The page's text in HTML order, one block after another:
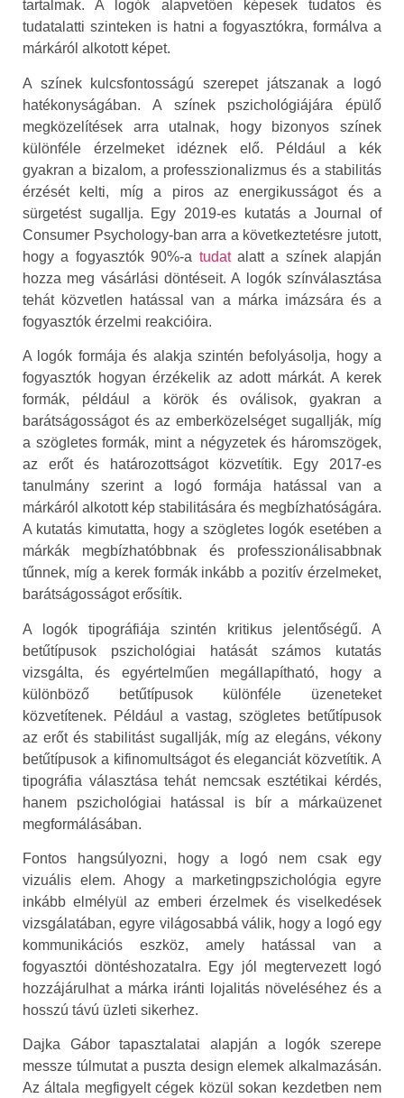
tartalmak. A logók alapvetően képesek tudatos és
tudatalatti szinteken is hatni a fogyasztókra, formálva a
márkáról alkotott képet.
A színek kulcsfontosságú szerepet játszanak a logó
hatékonyságában. A színek pszichológiájára épülő
megközelítések arra utalnak, hogy bizonyos színek
különféle érzelmeket idéznek elő. Például a kék
gyakran a bizalom, a professzionalizmus és a stabilitás
érzését kelti, míg a piros az energikusságot és a
sürgetést sugallja. Egy 2019-es kutatás a Journal of
Consumer Psychology-ban arra a következtetésre jutott,
hogy a fogyasztók 90%-a tudatalatt a színek alapján
hozza meg vásárlási döntéseit. A logók színválasztása
tehát közvetlen hatással van a márka imázsára és a
fogyasztók érzelmi reakcióira.
A logók formája és alakja szintén befolyásolja, hogy a
fogyasztók hogyan érzékelik az adott márkát. A kerek
formák, például a körök és oválisok, gyakran a
barátságosságot és az emberközelséget sugallják, míg
a szögletes formák, mint a négyzetek és háromszögek,
az erőt és határozottságot közvetítik. Egy 2017-es
tanulmány szerint a logó formája hatással van a
márkáról alkotott kép stabilitására és megbízhatóságára.
A kutatás kimutatta, hogy a szögletes logók esetében a
márkák megbízhatóbbnak és professzionálisabbnak
tűnnek, míg a kerek formák inkább a pozitív érzelmeket,
barátságosságot erősítik.
A logók tipográfiája szintén kritikus jelentőségű. A
betűtípusok pszichológiai hatását számos kutatás
vizsgálta, és egyértelműen megállapítható, hogy a
különböző betűtípusok különféle üzeneteket
közvetítenek. Például a vastag, szögletes betűtípusok
az erőt és stabilitást sugallják, míg az elegáns, vékony
betűtípusok a kifinomultságot és eleganciát közvetítik. A
tipográfia választása tehát nemcsak esztétikai kérdés,
hanem pszichológiai hatással is bír a márkaüzenet
megformálásában.
Fontos hangsúlyozni, hogy a logó nem csak egy
vizuális elem. Ahogy a marketingpszichológia egyre
inkább elmélyül az emberi érzelmek és viselkedések
vizsgálatában, egyre világosabbá válik, hogy a logó egy
kommunikációs eszköz, amely hatással van a
fogyasztói döntéshozatalra. Egy jól megtervezett logó
hozzájárulhat a márka iránti lojalitás növeléséhez és a
hosszú távú üzleti sikerhez.
Dajka Gábor tapasztalatai alapján a logók szerepe
messze túlmutat a puszta design elemek alkalmazásán.
Az általa megfigyelt cégek közül sokan kezdetben nem